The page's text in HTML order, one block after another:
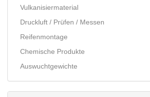
Vulkanisiermaterial
Druckluft / Prüfen / Messen
Reifenmontage
Chemische Produkte
Auswuchtgewichte